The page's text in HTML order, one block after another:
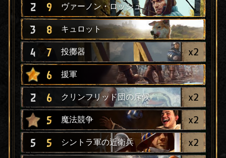
2 9 ヴァーノン・ロッシュ
3 8 キュロット
4 7 投擲器 x2
6 援軍
2 6 クリンフリッド団の斥候 x2
5 魔法競争 x2
5 5 シントラ軍の近衛兵 x2